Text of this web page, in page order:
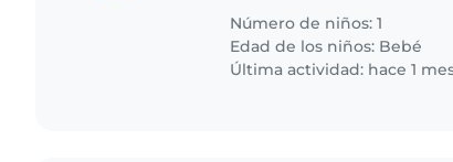
trabajo y mi esposo se
Número de niños: 1
Edad de los niños: Bebé
Última actividad: hace 1